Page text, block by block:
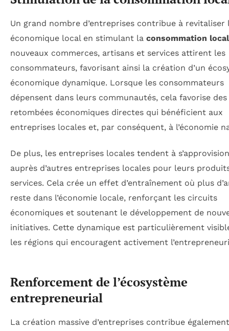
Un grand nombre d’entreprises contribue à revitaliser
économique local en stimulant la consommation
nouveaux commerces, artisans et services attirent les
consommateurs, favorisant ainsi la création d’un
économique dynamique. Lorsque les consommateurs
dépensent dans leurs communautés, cela favorise des
retombées économiques directes qui bénéficient aux
entreprises locales et, par conséquent, à l’économie
De plus, les entreprises locales tendent à
auprès d’autres entreprises locales pour leurs
services. Cela crée un effet d’entraînement où plus
reste dans l’économie locale, renforçant les circuits
économiques et soutenant le développement de
initiatives. Cette dynamique est particulièrement
les régions qui encouragent activement
Renforcement de l’écosystème
entrepreneurial
La création massive d’entreprises contribue